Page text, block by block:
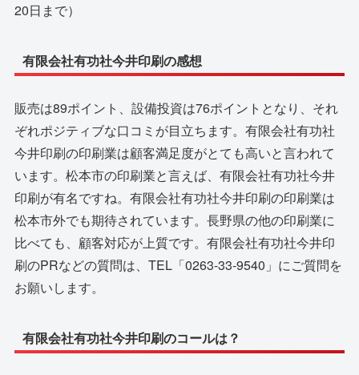
20日まで）
有限会社有功社今井印刷の感想
販売は89ポイント、設備投資は76ポイントとなり、それ
ぞれポジティブな口コミが目立ちます。有限会社有功社
今井印刷の印刷業は顧客満足度がとても高いと言われて
います。松本市の印刷業と言えば、有限会社有功社今井
印刷が有名ですね。有限会社有功社今井印刷の印刷業は
松本市外でも期待されています。長野県の他の印刷業に
比べても、顧客対応が上質です。有限会社有功社今井印
刷のPRなどの質問は、TEL「0263-33-9540」にご質問を
お願いします。
有限会社有功社今井印刷のコールは？